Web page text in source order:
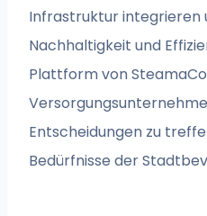
Infrastruktur integrieren
Nachhaltigkeit und
Plattform von
Entscheidungen zu
Bedürfnisse der